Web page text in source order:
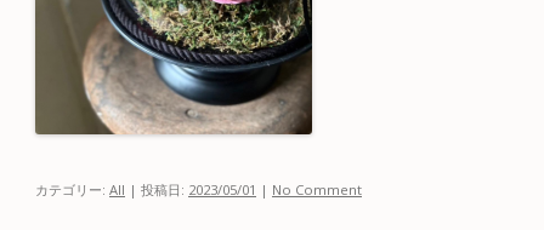
カテゴリー: All | 投稿日: 2023/05/01 | No Comment